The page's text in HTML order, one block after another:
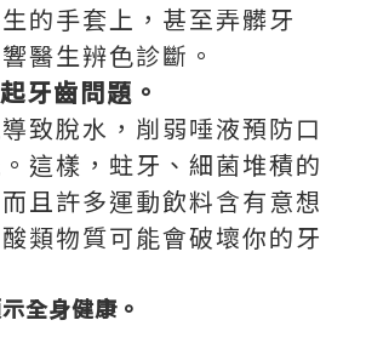
的手套上，甚至弄髒牙
醫生辨色診斷。
牙齒問題。
致脫水，削弱唾液預防口
這樣，蛀牙、細菌堆積的
且許多運動飲料含有意想
類物質可能會破壞你的牙
全身健康。